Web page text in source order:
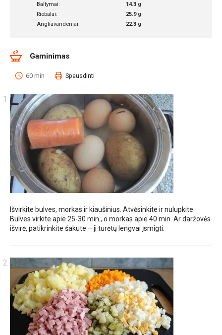
Baltymai:
14.3 g
Riebalai:
25.9g
Angliavandeniai:
22.3 g
Gaminimas
60 min Spausdinti
Išvirkite bulves, morkas ir kiaušinius. Atvėsinkite ir nulupkite.
Bulves virkite apie 25-30 min., o morkas apie 40 min. Ar daržovės
išvirė, patikrinkite šakute – ji turėtų lengvai įsmigti.